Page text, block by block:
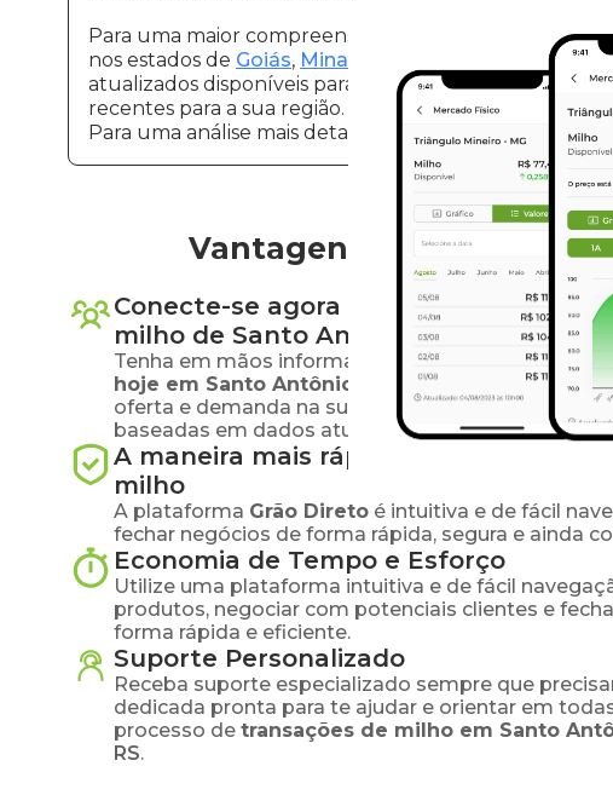
Para uma maior compreensão sobre milho e seu
nos estados de Goiás, Minas Gerais .
atualizados disponíveis para eles. Continue
recentes para a sua região.
Para uma análise mais detalhada dos
preços do milho
Vantagens de negociar
Conecte-se agora com produtores e
milho de Santo Antônio do Planaltoe
Tenha em mãos informações atualizadas sobre o
hoje em Santo Antônio do Planalto
, acesse
oferta e demanda na sua região e tome decisões
baseadas em dados atualizados.
A maneira mais rápida e segura de
milho
A plataforma Grão Direto é intuitiva e de fácil
fechar negócios de forma rápida, segura e ainda
Economia de Tempo e Esforço
Utilize uma plataforma intuitiva e de fácil
produtos, negociar com potenciais clientes e
forma rápida e eficiente.
Suporte Personalizado
Receba suporte especializado sempre que
dedicada pronta para te ajudar e orientar em
processo de transações de milho em Santo
RS.